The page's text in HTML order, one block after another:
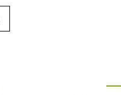
העצמאות 5